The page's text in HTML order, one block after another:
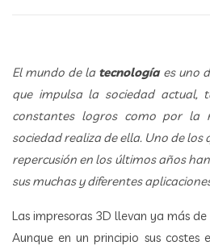
El mundo de la tecnologíaes uno
que impulsa la sociedad actual,
constantes logros como por la
sociedad realiza de ella. Uno de
repercusión en los últimos años
sus muchas y diferentes
Las impresoras 3D llevan ya más
Aunque en un principio sus costes